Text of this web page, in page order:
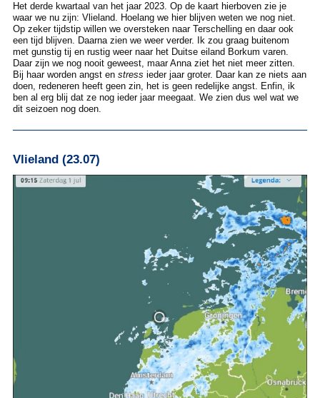
Het derde kwartaal van het jaar 2023. Op de kaart hierboven zie je
waar we nu zijn: Vlieland. Hoelang we hier blijven weten we nog niet.
Op zeker tijdstip willen we oversteken naar Terschelling en daar ook
een tijd blijven. Daarna zien we weer verder. Ik zou graag buitenom
met gunstig tij en rustig weer naar het Duitse eiland Borkum varen.
Daar zijn we nog nooit geweest, maar Anna ziet het niet meer zitten.
Bij haar worden angst en stress ieder jaar groter. Daar kan ze niets aan
doen, redeneren heeft geen zin, het is geen redelijke angst. Enfin, ik
ben al erg blij dat ze nog ieder jaar meegaat. We zien dus wel wat we
dit seizoen nog doen.
Vlieland (23.07)